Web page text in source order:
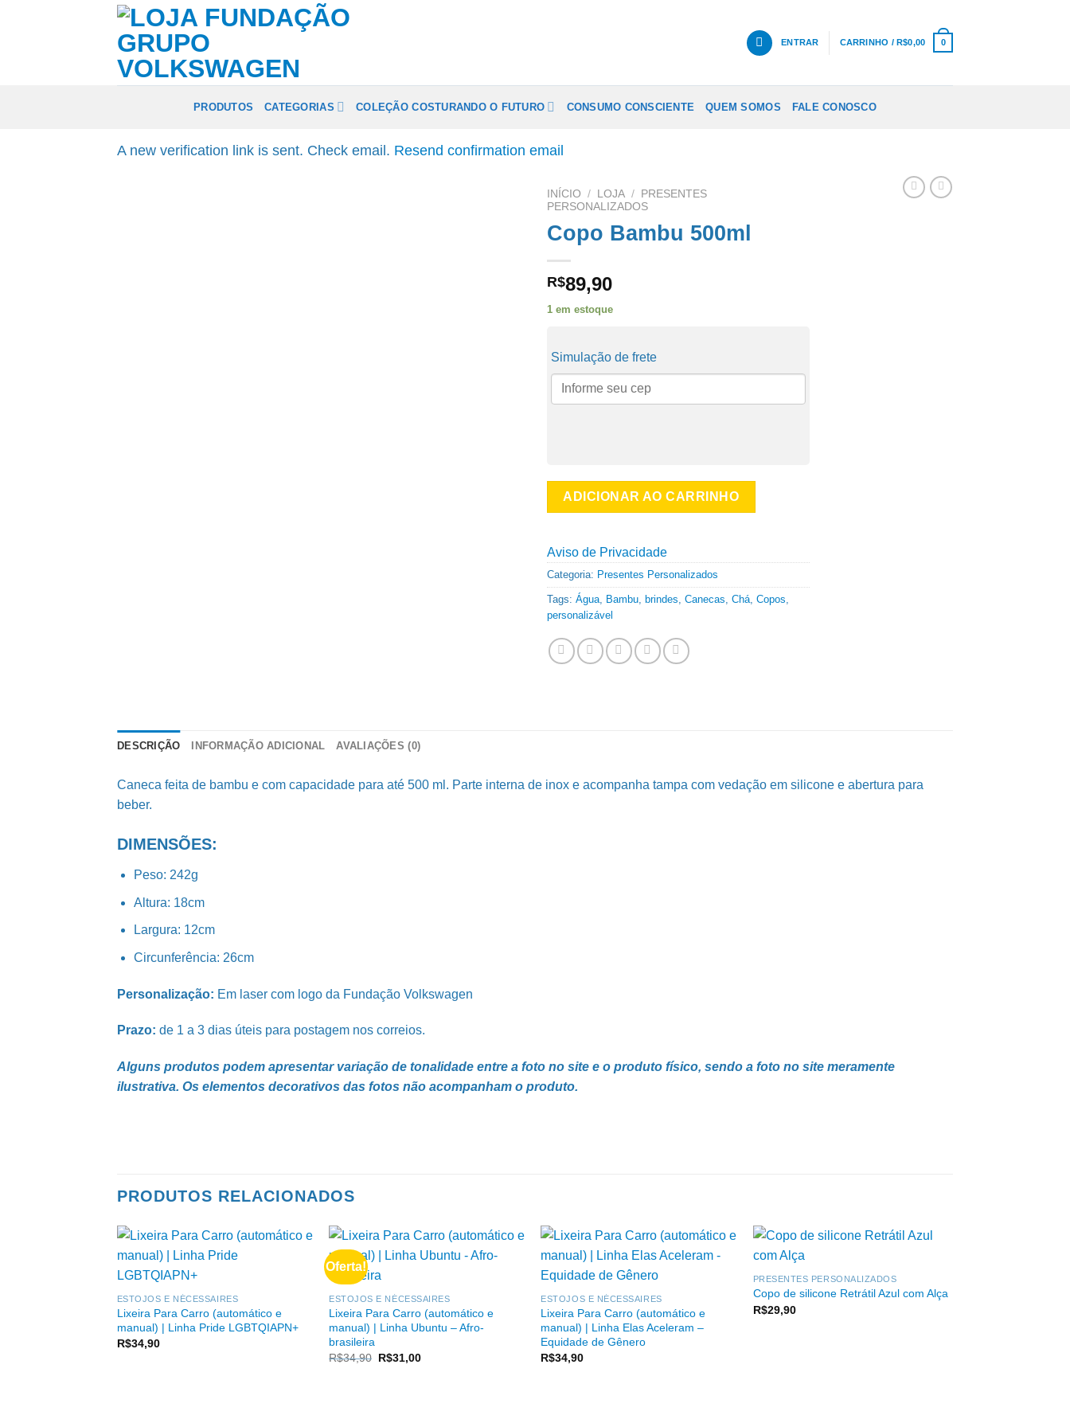
ENTRAR CARRINHO /R$0,00 0
PRODUTOS CATEGORIAS COLEÇÃO COSTURANDO O FUTURO CONSUMO CONSCIENTE QUEM SOMOS FALE CONOSCO
A new verification link is sent. Check email. Resend confirmation email
INÍCIO / LOJA /
PRESENTES
PERSONALIZADOS
Copo Bambu 500ml
R$89,90
1 em estoque
Simulação de frete
ADICIONAR AO CARRINHO
Aviso de Privacidade
Categoria: Presentes Personalizados
Tags: Água, Bambu, brindes, Canecas, Chá, Copos,
personalizável
DESCRIÇÃO INFORMAÇÃO ADICIONAL AVALIAÇÕES (0)
Caneca feita de bambu e com capacidade para até 500 ml. Parte interna de inox e acompanha tampa com vedação em silicone e abertura para
beber.
DIMENSÕES:
Peso: 242g
Altura: 18cm
Largura: 12cm
Circunferência: 26cm
Personalização: Em laser com logo da Fundação Volkswagen
Prazo: de 1 a 3 dias úteis para postagem nos correios.
Alguns produtos podem apresentar variação de tonalidade entre a foto no site e o produto físico, sendo a foto no site meramente
ilustrativa. Os elementos decorativos das fotos não acompanham o produto.
PRODUTOS RELACIONADOS
ESTOJOS E NÉCESSAIRES
Lixeira Para Carro (automático e
manual) | Linha Pride LGBTQIAPN+
R$34,90
Oferta!
ESTOJOS E NÉCESSAIRES
Lixeira Para Carro (automático e
manual) | Linha Ubuntu – Afro-
brasileira
R$34,90 O
R$31,00O
ESTOJOS E NÉCESSAIRES
Lixeira Para Carro (automático e
manual) | Linha Elas Aceleram –
Equidade de Gênero
R$34,90
PRESENTES PERSONALIZADOS
Copo de silicone Retrátil Azul com Alça
R$29,90